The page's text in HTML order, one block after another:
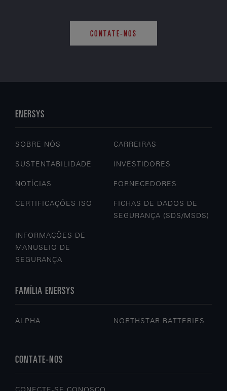
CONTATE-NOS
ENERSYS
SOBRE NÓS CARREIRAS
SUSTENTABILIDADE INVESTIDORES
NOTÍCIAS FORNECEDORES
CERTIFICAÇÕES ISO
FICHAS DE DADOS DE
SEGURANÇA (SDS/MSDS)
INFORMAÇÕES DE
MANUSEIO DE
SEGURANÇA
FAMÍLIA ENERSYS
ALPHA NORTHSTAR BATTERIES
CONTATE-NOS